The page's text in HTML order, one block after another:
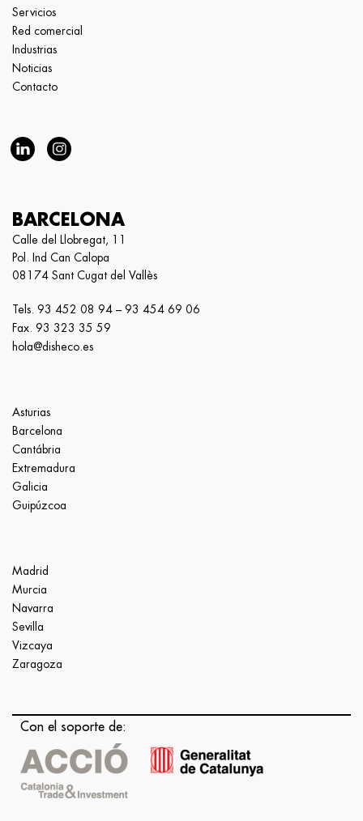
Servicios
Red comercial
Industrias
Noticias
Contacto
BARCELONA
Calle del Llobregat, 11
Pol. Ind Can Calopa
08174 Sant Cugat del Vallès
Tels. 93 452 08 94 – 93 454 69 06
Fax. 93 323 35 59
hola@disheco.es
Asturias
Barcelona
Cantábria
Extremadura
Galicia
Guipúzcoa
Madrid
Murcia
Navarra
Sevilla
Vizcaya
Zaragoza
Con el soporte de: